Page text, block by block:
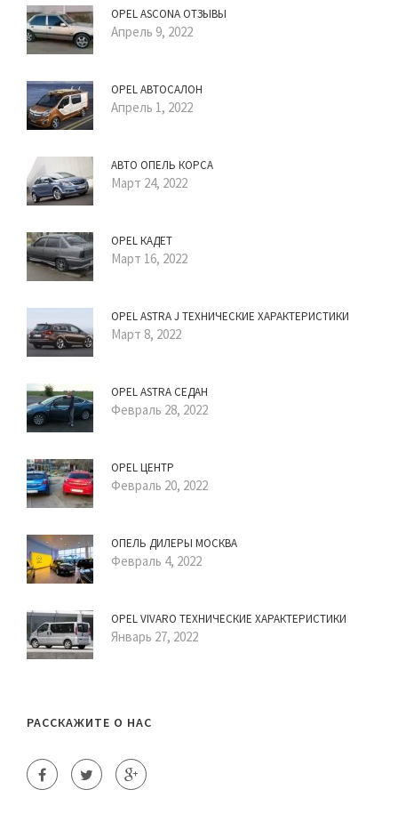
OPEL ASCONA ОТЗЫВЫ
Апрель 9, 2022
OPEL АВТОСАЛОН
Апрель 1, 2022
АВТО ОПЕЛЬ КОРСА
Март 24, 2022
OPEL КАДЕТ
Март 16, 2022
OPEL ASTRA J ТЕХНИЧЕСКИЕ ХАРАКТЕРИСТИКИ
Март 8, 2022
OPEL ASTRA СЕДАН
Февраль 28, 2022
OPEL ЦЕНТР
Февраль 20, 2022
ОПЕЛЬ ДИЛЕРЫ МОСКВА
Февраль 4, 2022
OPEL VIVARO ТЕХНИЧЕСКИЕ ХАРАКТЕРИСТИКИ
Январь 27, 2022
РАССКАЖИТЕ О НАС